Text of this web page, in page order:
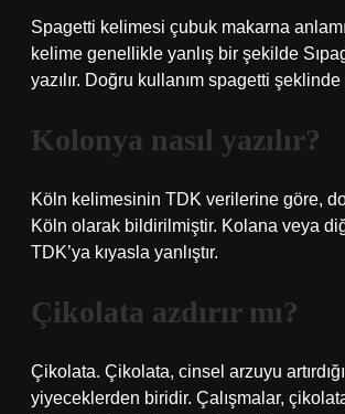
Spagetti kelimesi çubuk makarna
kelime genellikle yanlış bir şekilde
yazılır. Doğru kullanım spagetti şeklinde
Kolonya nasıl yazılır?
Köln kelimesinin TDK verilerine göre,
Köln olarak bildirilmiştir. Kolana veya
TDK’ya kıyasla yanlıştır.
Çikolata azdırır mı?
Çikolata. Çikolata, cinsel arzuyu
yiyeceklerden biridir. Çalışmalar,